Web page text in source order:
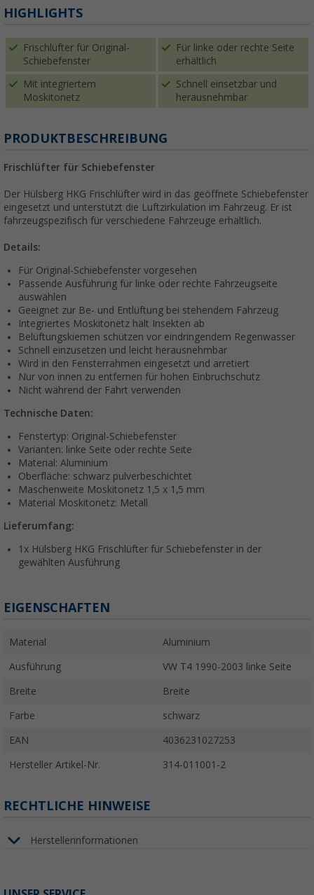
HIGHLIGHTS
Frischlüfter für Original-
Schiebefenster
Für linke oder rechte Seite
erhältlich
Mit integriertem
Moskitonetz
Schnell einsetzbar und
herausnehmbar
PRODUKTBESCHREIBUNG
Frischlüfter für Schiebefenster
Der Hülsberg HKG Frischlüfter wird in das geöffnete Schiebefenster
eingesetzt und unterstützt die Luftzirkulation im Fahrzeug. Er ist
fahrzeugspezifisch für verschiedene Fahrzeuge erhältlich.
Details:
Für Original-Schiebefenster vorgesehen
Passende Ausführung für linke oder rechte Fahrzeugseite
auswählen
Geeignet zur Be- und Entlüftung bei stehendem Fahrzeug
Integriertes Moskitonetz hält Insekten ab
Belüftungskiemen schützen vor eindringendem Regenwasser
Schnell einzusetzen und leicht herausnehmbar
Wird in den Fensterrahmen eingesetzt und arretiert
Nur von innen zu entfernen für hohen Einbruchschutz
Nicht während der Fahrt verwenden
Technische Daten:
Fenstertyp: Original-Schiebefenster
Varianten: linke Seite oder rechte Seite
Material: Aluminium
Oberfläche: schwarz pulverbeschichtet
Maschenweite Moskitonetz 1,5 x 1,5 mm
Material Moskitonetz: Metall
Lieferumfang:
1x Hülsberg HKG Frischlüfter für Schiebefenster in der
gewählten Ausführung
EIGENSCHAFTEN
Material Aluminium
Ausführung VW T4 1990-2003 linke Seite
Breite Breite
Farbe schwarz
EAN 4036231027253
Hersteller Artikel-Nr. 314-011001-2
RECHTLICHE HINWEISE
Herstellerinformationen